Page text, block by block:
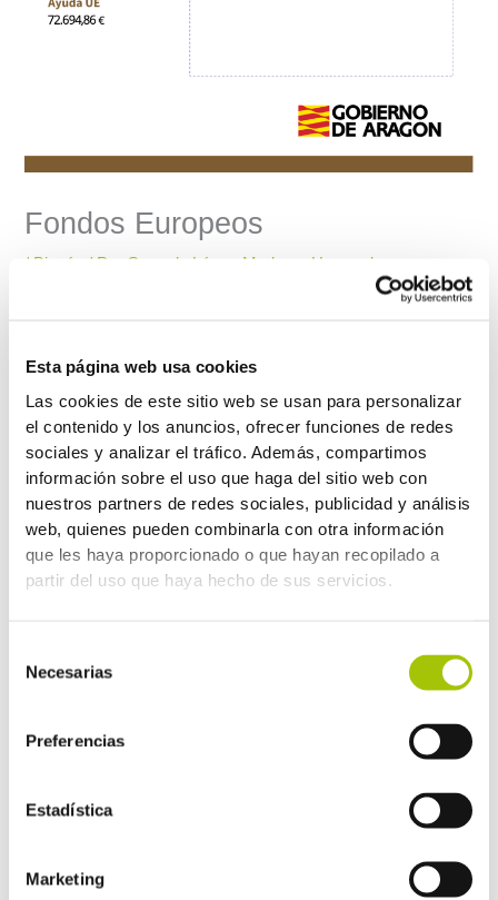
Esta página web usa cookies
Las cookies de este sitio web se usan para personalizar
el contenido y los anuncios, ofrecer funciones de redes
sociales y analizar el tráfico. Además, compartimos
información sobre el uso que haga del sitio web con
nuestros partners de redes sociales, publicidad y análisis
web, quienes pueden combinarla con otra información
que les haya proporcionado o que hayan recopilado a
partir del uso que haya hecho de sus servicios.
Necesarias
Preferencias
Estadística
Marketing
Fondos Europeos
/ Biogás / Por Gonzalo López-Madrazo Hernandez
←Entrada anterior